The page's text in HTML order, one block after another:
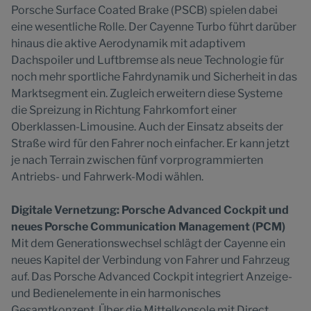
Porsche Surface Coated Brake (PSCB) spielen dabei
eine wesentliche Rolle. Der Cayenne Turbo führt darüber
hinaus die aktive Aerodynamik mit adaptivem
Dachspoiler und Luftbremse als neue Technologie für
noch mehr sportliche Fahrdynamik und Sicherheit in das
Marktsegment ein. Zugleich erweitern diese Systeme
die Spreizung in Richtung Fahrkomfort einer
Oberklassen-Limousine. Auch der Einsatz abseits der
Straße wird für den Fahrer noch einfacher. Er kann jetzt
je nach Terrain zwischen fünf vorprogrammierten
Antriebs- und Fahrwerk-Modi wählen.
Digitale Vernetzung: Porsche Advanced Cockpit und
neues Porsche Communication Management (PCM)
Mit dem Generationswechsel schlägt der Cayenne ein
neues Kapitel der Verbindung von Fahrer und Fahrzeug
auf. Das Porsche Advanced Cockpit integriert Anzeige-
und Bedienelemente in ein harmonisches